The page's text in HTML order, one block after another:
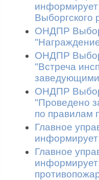
Выборгского
ОНДПР
ОНДПР
"Встреча
ОНДПР
"Проведено
по правилам
Главное
Главное